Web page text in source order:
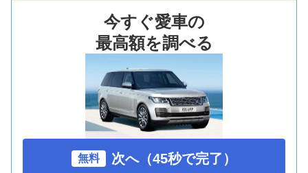
今すぐ愛車の
最高額を調べる
無料 次へ（45秒で完了）